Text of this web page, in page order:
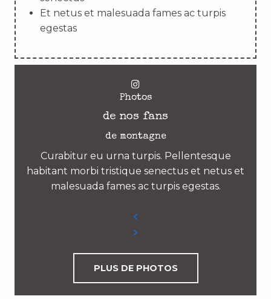
Et netus et malesuada fames ac turpis
egestas
Photos
de nos fans
de montagne
Curabitur eu urna turpis. Pellentesque
habitant morbi tristique senectus et netus et
malesuada fames ac turpis egestas.
PLUS DE PHOTOS